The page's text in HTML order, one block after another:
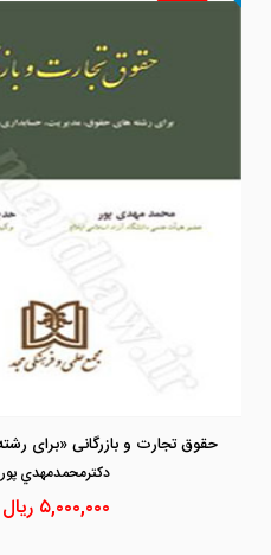
دكترمحمدمهدي پور
۵,۰۰۰,۰۰۰ ریال